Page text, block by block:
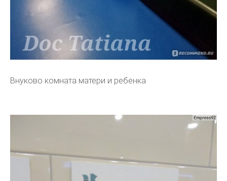
Внуково комната матери и ребенка